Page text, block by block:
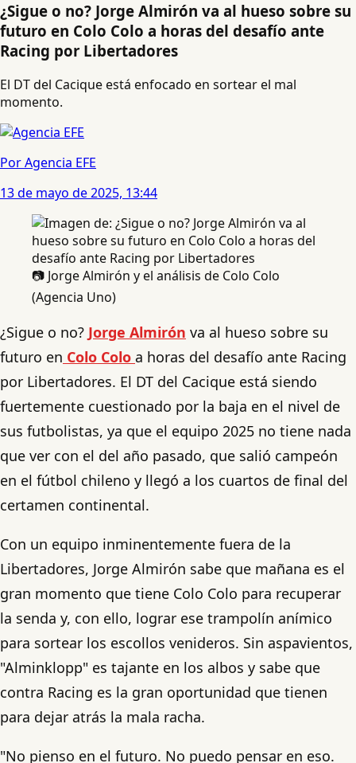
¿Sigue o no? Jorge Almirón va al hueso sobre su
futuro en Colo Colo a horas del desafío ante
Racing por Libertadores
El DT del Cacique está enfocado en sortear el mal
momento.
Por Agencia EFE
13 de mayo de 2025, 13:44
📷 Jorge Almirón y el análisis de Colo Colo
(Agencia Uno)
¿Sigue o no? Jorge Almirón va al hueso sobre su
futuro en Colo Colo a horas del desafío ante Racing
por Libertadores. El DT del Cacique está siendo
fuertemente cuestionado por la baja en el nivel de
sus futbolistas, ya que el equipo 2025 no tiene nada
que ver con el del año pasado, que salió campeón
en el fútbol chileno y llegó a los cuartos de final del
certamen continental.
Con un equipo inminentemente fuera de la
Libertadores, Jorge Almirón sabe que mañana es el
gran momento que tiene Colo Colo para recuperar
la senda y, con ello, lograr ese trampolín anímico
para sortear los escollos venideros. Sin aspavientos,
"Alminklopp" es tajante en los albos y sabe que
contra Racing es la gran oportunidad que tienen
para dejar atrás la mala racha.
"No pienso en el futuro. No puedo pensar en eso.